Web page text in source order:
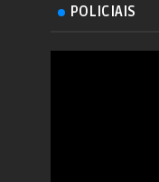
POLICIAIS